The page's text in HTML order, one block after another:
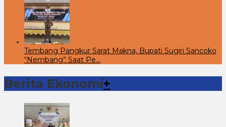
Tembang Pangkur Sarat Makna, Bupati Sugiri Sancoko
“Nembang” Saat Pe…
Berita Ekonomi+